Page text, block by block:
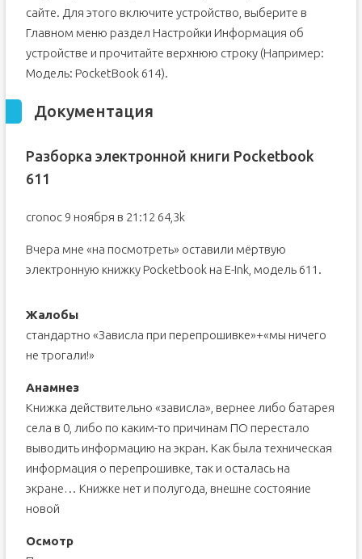
сайте. Для этого включите устройство, выберите в
Главном меню раздел Настройки Информация об
устройстве и прочитайте верхнюю строку (Например:
Модель: PocketBook 614).
Документация
Разборка электронной книги Pocketbook
611
cronoc 9 ноября в 21:12 64,3k
Вчера мне «на посмотреть» оставили мёртвую
электронную книжку Pocketbook на E-Ink, модель 611.
Жалобы
стандартно «Зависла при перепрошивке»+«мы ничего
не трогали!»
Анамнез
Книжка действительно «зависла», вернее либо батарея
села в 0, либо по каким-то причинам ПО перестало
выводить информацию на экран. Как была техническая
информация о перепрошивке, так и осталась на
экране… Книжке нет и полугода, внешне состояние
новой
Осмотр